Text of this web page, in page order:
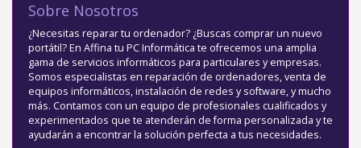
Sobre Nosotros
¿Necesitas reparar tu ordenador? ¿Buscas comprar un nuevo
portátil? En Affina tu PC Informática te ofrecemos una amplia
gama de servicios informáticos para particulares y empresas.
Somos especialistas en reparación de ordenadores, venta de
equipos informáticos, instalación de redes y software, y mucho
más. Contamos con un equipo de profesionales cualificados y
experimentados que te atenderán de forma personalizada y te
ayudarán a encontrar la solución perfecta a tus necesidades.